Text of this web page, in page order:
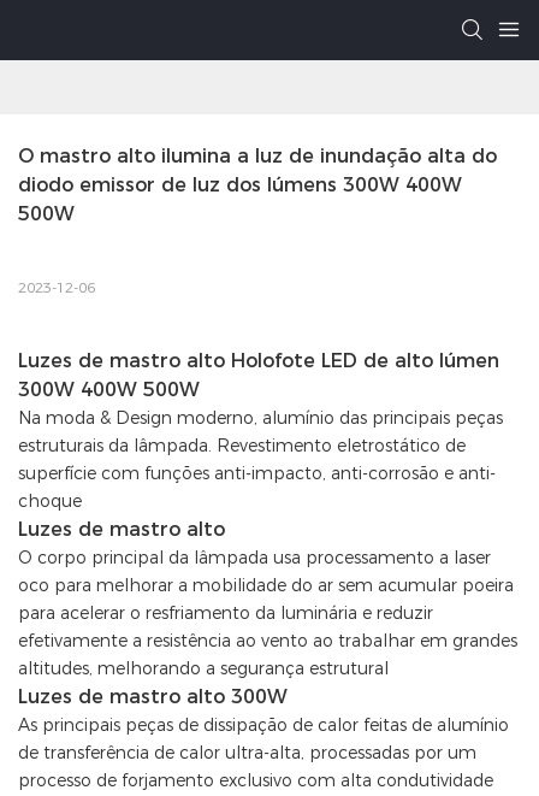
O mastro alto ilumina a luz de inundação alta do
diodo emissor de luz dos lúmens 300W 400W
500W
2023-12-06
Luzes de mastro alto Holofote LED de alto lúmen
300W 400W 500W
Na moda & Design moderno, alumínio das principais peças
estruturais da lâmpada. Revestimento eletrostático de
superfície com funções anti-impacto, anti-corrosão e anti-
choque
Luzes de mastro alto
O corpo principal da lâmpada usa processamento a laser
oco para melhorar a mobilidade do ar sem acumular poeira
para acelerar o resfriamento da luminária e reduzir
efetivamente a resistência ao vento ao trabalhar em grandes
altitudes, melhorando a segurança estrutural
Luzes de mastro alto 300W
As principais peças de dissipação de calor feitas de alumínio
de transferência de calor ultra-alta, processadas por um
processo de forjamento exclusivo com alta condutividade